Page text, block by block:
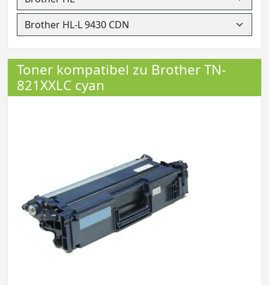
Toner kompatibel zu Brother TN-
821XXLC cyan